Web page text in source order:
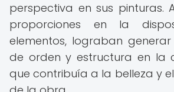
perspectiva en sus pinturas.
proporciones en la
elementos, lograban
de orden y estructura en la
que contribuía a la belleza y